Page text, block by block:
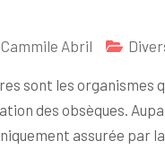
Cammile Abril
sont les organismes
des obsèques.
assurée par